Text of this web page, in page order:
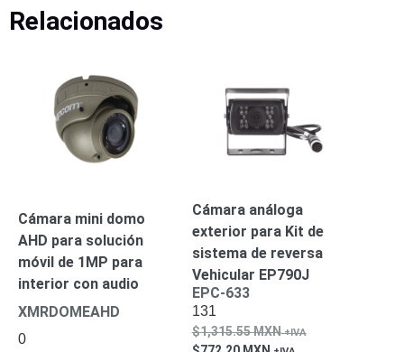
HD
HD-TVI
Ambientes
SalinosAntiexplosión
Domo
/ Eyeball /
TurretEspeciales
PinholePTZVideograbadoras
Analógicas
- TurboHD
TVI / AHD
/ CVI
Relacionados
Cámara mini domo
AHD para solución
móvil de 1MP para
interior con audio
XMRDOMEAHD
0
Cámara análoga
exterior para Kit de
sistema de reversa
Vehicular EP790J
EPC-633
131
1,315.55MXN